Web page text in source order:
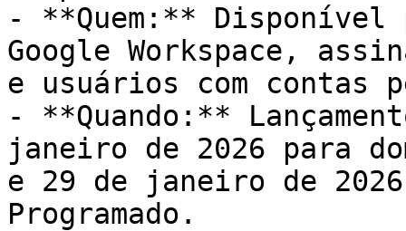
- **Quem:**
Google Workspace,
e usuários com contas
- **Quando:**
janeiro de 2026 para
e 29 de janeiro de 2026
Programado.